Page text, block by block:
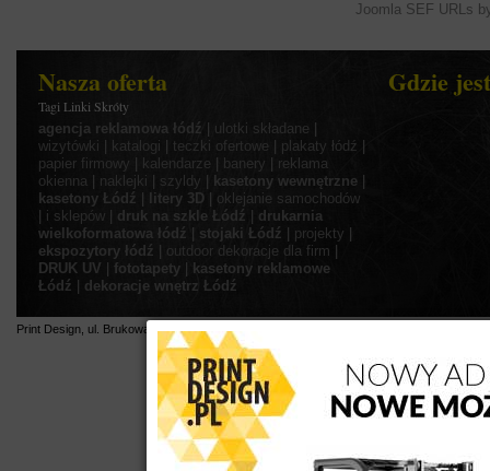
Joomla SEF URLs
Nasza oferta
Tagi Linki Skróty
agencja reklamowa łódź ulotki składane
wizytówki
katalogi teczki ofertowe plakaty łódź
papier firmowy
kalendarze banery
reklama
okienna
naklejki szyldy kasetony wewnętrzne
kasetony Łódź
litery 3D
oklejanie samochodów
i sklepów druk na szkle Łódź
drukarnia
wielkoformatowa łódź
stojaki Łódź projekty
ekspozytory łódź
outdoor dekoracje dla firm
DRUK UV
fototapety
kasetony reklamowe
Łódź
dekoracje wnętrz Łódź
Gdzie
Print Design ul. Brukowa 26,91-341 Łódź